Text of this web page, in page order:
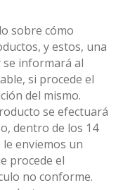
sobre cómo
y estos, una
se informará al
si procede el
del mismo.
se efectuará
dentro de los 14
enviemos un
procede el
no conforme.